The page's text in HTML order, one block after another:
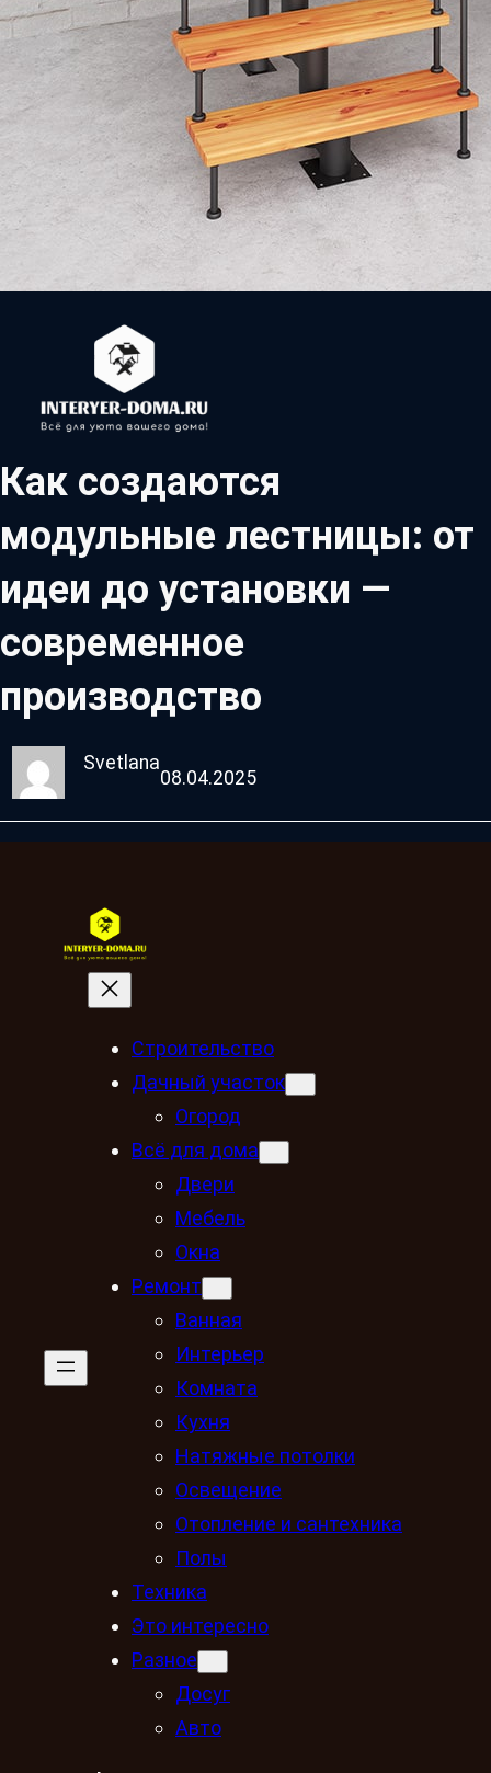
Как создаются
модульные лестницы: от
идеи до установки —
современное
производство
Svetlana
08.04.2025
Строительство
Дачный участок
Огород
Всё для дома
Двери
Мебель
Окна
Ремонт
Ванная
Интерьер
Комната
Кухня
Натяжные потолки
Освещение
Отопление и сантехника
Полы
Техника
Это интересно
Разное
Досуг
Авто